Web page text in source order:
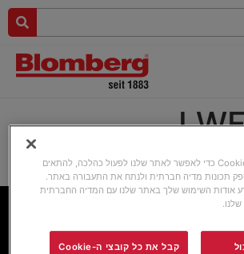
כללי
אנו משתמשים בקובצי Cookie כדי לאפשר לאתר שלנו לפעול כהלכה, להתאים
תכונות מדיה חברתית ולנתח את התעבורה באתר.
אודות השימוש שלך באתר שלנו עם המדיה החברתית
קבל את כל קובצי ה-Cookie